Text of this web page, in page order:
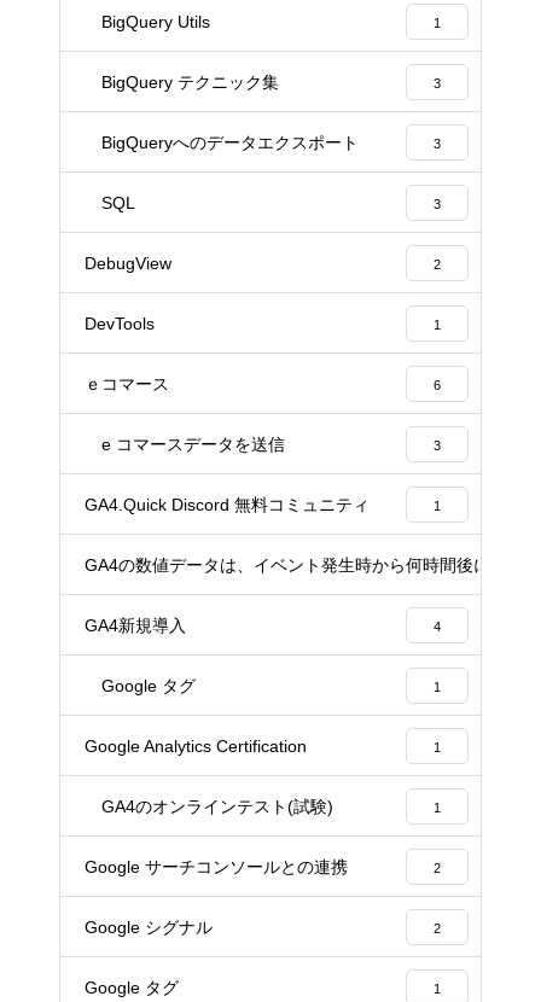
BigQuery Utils 1
BigQuery テクニック集 3
BigQueryへのデータエクスポート 3
SQL 3
DebugView 2
DevTools 1
ｅコマース 6
e コマースデータを送信 3
GA4.Quick Discord 無料コミュニティ 1
GA4の数値データは、イベント発生時から何時間後に確定
GA4新規導入 4
Google タグ 1
Google Analytics Certification 1
GA4のオンラインテスト(試験) 1
Google サーチコンソールとの連携 2
Google シグナル 2
Google タグ 1